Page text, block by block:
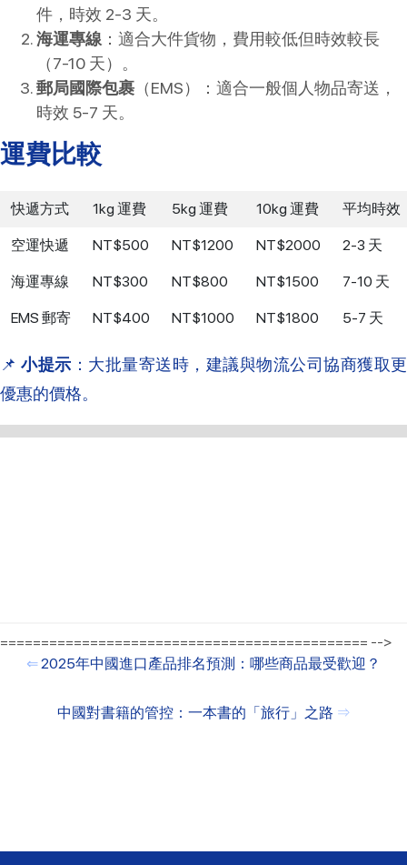
件，時效 2-3 天。
海運專線 ：適合大件貨物，費用較低但時效較長
（7-10 天）。
郵局國際包裹 （EMS）：適合一般個人物品寄送，
時效 5-7 天。
運費比較
快遞方式 1kg 運費 5kg 運費 10kg 運費 平均時效
空運快遞 NT$500 NT$1200 NT$2000 2-3 天
海運專線 NT$300 NT$800 NT$1500 7-10 天
EMS 郵寄 NT$400 NT$1000 NT$1800 5-7 天
📌 小提示 ：大批量寄送時，建議與物流公司協商獲取更
優惠的價格。
============================================= -->
⇐2025年中國進口產品排名預測：哪些商品最受歡迎？
中國對書籍的管控：一本書的「旅行」之路 ⇒